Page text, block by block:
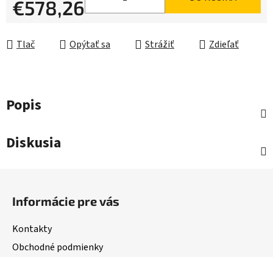
€578,26
Tlač Opýtať sa Strážiť Zdieľať
Popis
Diskusia
Informácie pre vás
Kontakty
Obchodné podmienky